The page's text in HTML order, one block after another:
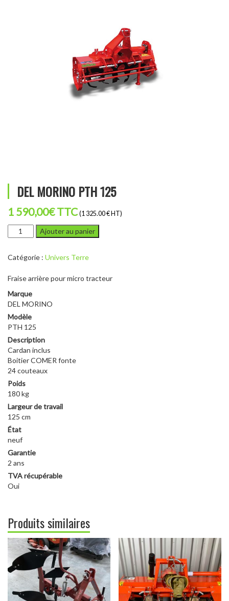
DEL MORINO PTH 125
1 590,00€TTC (1 325.00 € HT)
quantité
de
MORINO
125
Ajouter au panier
Catégorie : Univers Terre
Fraise arrière pour micro tracteur
Marque
DEL MORINO
Modèle
PTH 125
Description
Cardan inclus
Boitier COMER fonte
24 couteaux
Poids
180 kg
Largeur de travail
125 cm
État
neuf
Garantie
2 ans
TVA récupérable
Oui
Produits similaires